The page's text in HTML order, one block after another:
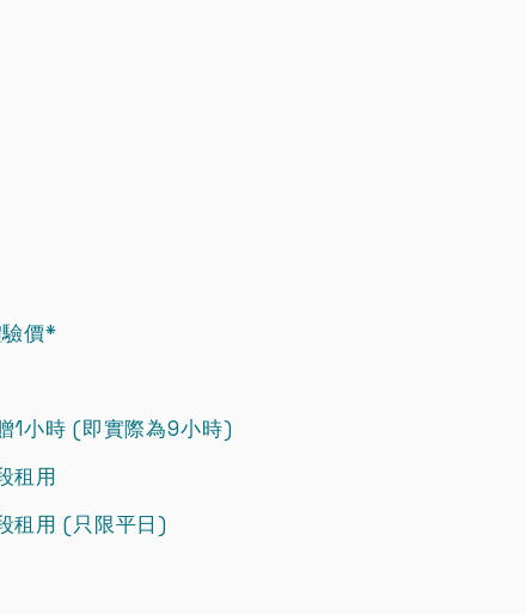
價*
1小時 (即實際為9小時)
租用
租用 (只限平日)